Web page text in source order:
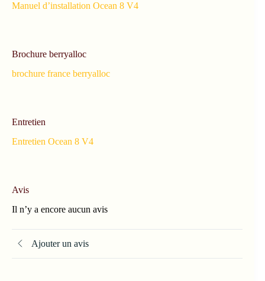
Manuel d’installation Ocean 8 V4
Brochure berryalloc
brochure france berryalloc
Entretien
Entretien Ocean 8 V4
Avis
Il n’y a encore aucun avis
Ajouter un avis